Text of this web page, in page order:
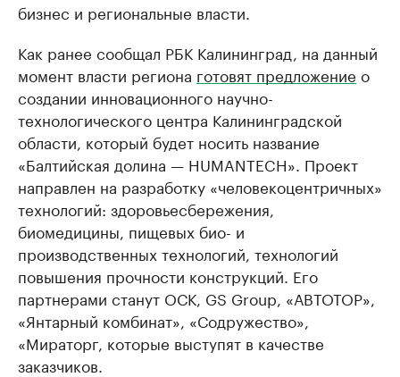
бизнес и региональные власти.
Как ранее сообщал РБК Калининград, на данный
момент власти региона готовят предложение о
создании инновационного научно-
технологического центра Калининградской
области, который будет носить название
«Балтийская долина — HUMANTECH». Проект
направлен на разработку «человекоцентричных»
технологий: здоровьесбережения,
биомедицины, пищевых био- и
производственных технологий, технологий
повышения прочности конструкций. Его
партнерами станут ОСК, GS Group, «АВТОТОР»,
«Янтарный комбинат», «Содружество»,
«Мираторг, которые выступят в качестве
заказчиков.